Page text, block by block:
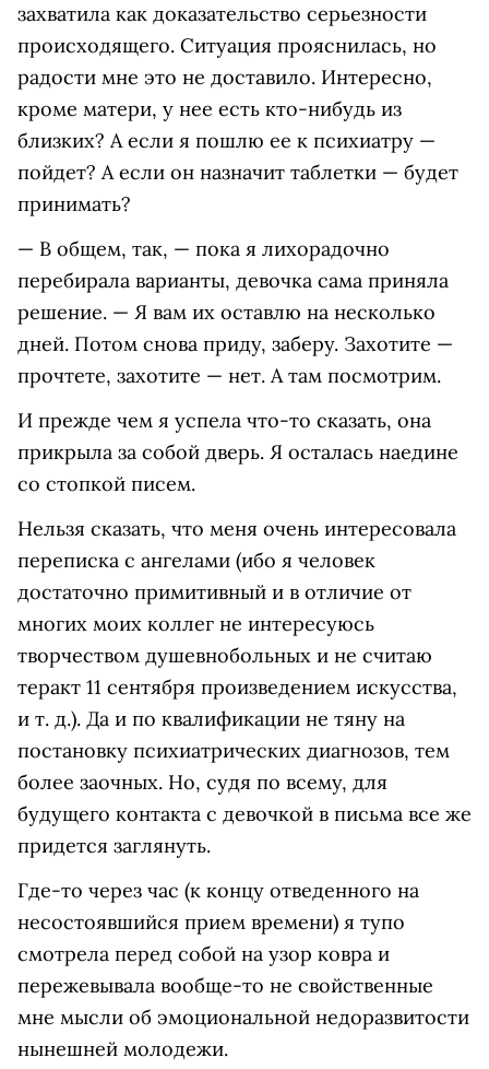
захватила как доказательство серьезности
происходящего. Ситуация прояснилась, но
радости мне это не доставило. Интересно,
кроме матери, у нее есть кто-нибудь из
близких? А если я пошлю ее к психиатру —
пойдет? А если он назначит таблетки — будет
принимать?
— В общем, так, — пока я лихорадочно
перебирала варианты, девочка сама приняла
решение. — Я вам их оставлю на несколько
дней. Потом снова приду, заберу. Захотите —
прочтете, захотите — нет. А там посмотрим.
И прежде чем я успела что-то сказать, она
прикрыла за собой дверь. Я осталась наедине
со стопкой писем.
Нельзя сказать, что меня очень интересовала
переписка с ангелами (ибо я человек
достаточно примитивный и в отличие от
многих моих коллег не интересуюсь
творчеством душевнобольных и не считаю
теракт 11 сентября произведением искусства,
и т. д.). Да и по квалификации не тяну на
постановку психиатрических диагнозов, тем
более заочных. Но, судя по всему, для
будущего контакта с девочкой в письма все же
придется заглянуть.
Где-то через час (к концу отведенного на
несостоявшийся прием времени) я тупо
смотрела перед собой на узор ковра и
пережевывала вообще-то не свойственные
мне мысли об эмоциональной недоразвитости
нынешней молодежи.